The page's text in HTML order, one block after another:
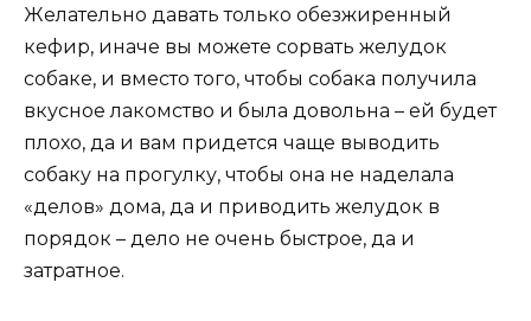
Желательно давать только обезжиренный
кефир, иначе вы можете сорвать желудок
собаке, и вместо того, чтобы собака получила
вкусное лакомство и была довольна – ей будет
плохо, да и вам придется чаще выводить
собаку на прогулку, чтобы она не наделала
«делов» дома, да и приводить желудок в
порядок – дело не очень быстрое, да и
затратное.